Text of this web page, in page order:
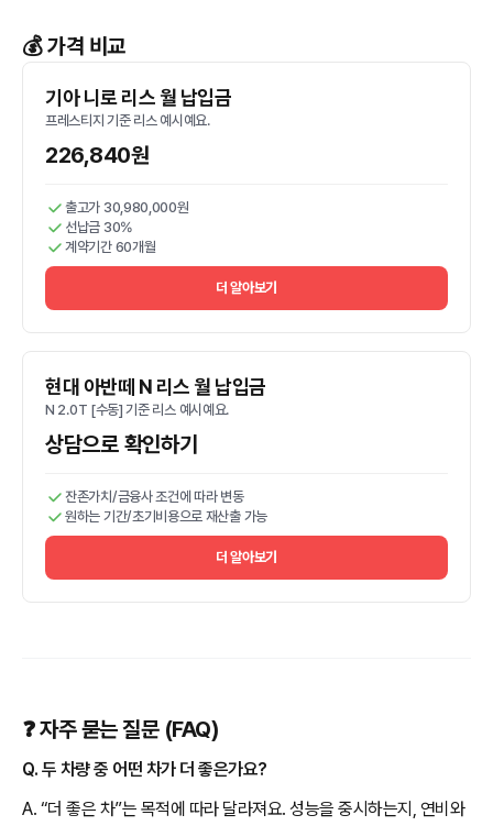
💰 가격 비교
기아 니로 리스 월 납입금
프레스티지 기준 리스 예시예요.
226,840원
출고가 30,980,000원
선납금 30%
계약기간 60개월
더 알아보기
현대 아반떼 N 리스 월 납입금
N 2.0T [수동] 기준 리스 예시예요.
상담으로 확인하기
잔존가치/금융사 조건에 따라 변동
원하는 기간/초기비용으로 재산출 가능
더 알아보기
❓ 자주 묻는 질문 (FAQ)
Q. 두 차량 중 어떤 차가 더 좋은가요?
A. “더 좋은 차”는 목적에 따라 달라져요. 성능을 중시하는지, 연비와